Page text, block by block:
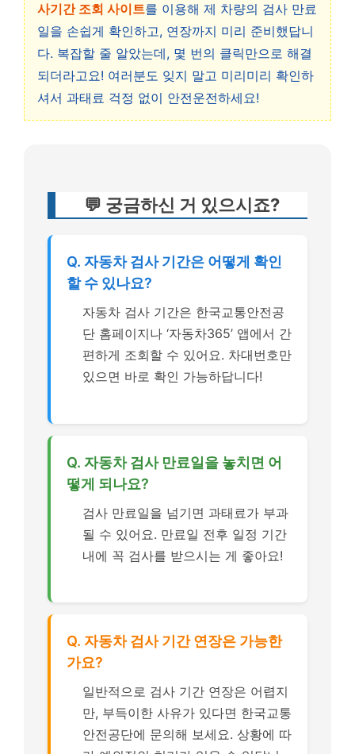
사기간 조회 사이트를 이용해 제 차량의 검사 만료
일을 손쉽게 확인하고, 연장까지 미리 준비했답니
다. 복잡할 줄 알았는데, 몇 번의 클릭만으로 해결
되더라고요! 여러분도 잊지 말고 미리미리 확인하
셔서 과태료 걱정 없이 안전운전하세요!
💬 궁금하신 거 있으시죠?
Q. 자동차 검사 기간은 어떻게 확인
할 수 있나요?
자동차 검사 기간은 한국교통안전공
단 홈페이지나 ‘자동차365’ 앱에서 간
편하게 조회할 수 있어요. 차대번호만
있으면 바로 확인 가능하답니다!
Q. 자동차 검사 만료일을 놓치면 어
떻게 되나요?
검사 만료일을 넘기면 과태료가 부과
될 수 있어요. 만료일 전후 일정 기간
내에 꼭 검사를 받으시는 게 좋아요!
Q. 자동차 검사 기간 연장은 가능한
가요?
일반적으로 검사 기간 연장은 어렵지
만, 부득이한 사유가 있다면 한국교통
안전공단에 문의해 보세요. 상황에 따